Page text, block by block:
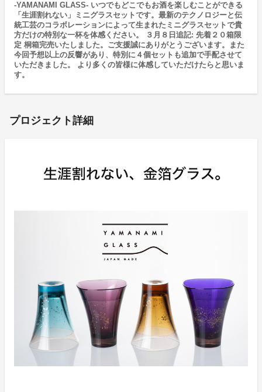
-YAMANAMI GLASS- いつでもどこでもお酒を楽しむことができる
「生涯割れない」ミニグラスセットです。最新のテクノロジーと伝
統工芸のコラボレーションによって生まれたミニグラスセットで貴
方だけの特別な一杯を体感ください。 ３月８日追記: 先着２０箱限
定 桐箱完売いたしました。ご支援誠にありがとうございます。また
今回予想以上の反響があり、特別に４個セットも追加で手配させて
いただきました。 より多くの皆様に体感していただけたらと思いま
す。
プロジェクト詳細